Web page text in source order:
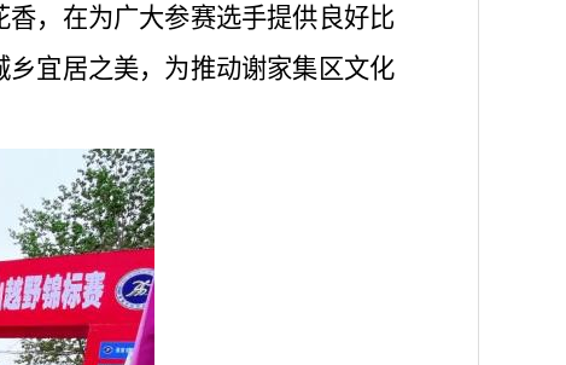
，在为广大参赛选手提供良好比
乡宜居之美， 为推动谢家集区文化